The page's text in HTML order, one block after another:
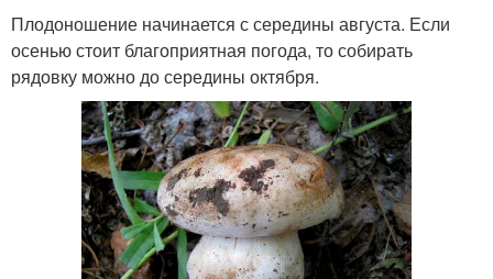
Плодоношение начинается с середины августа. Если
осенью стоит благоприятная погода, то собирать
рядовку можно до середины октября.